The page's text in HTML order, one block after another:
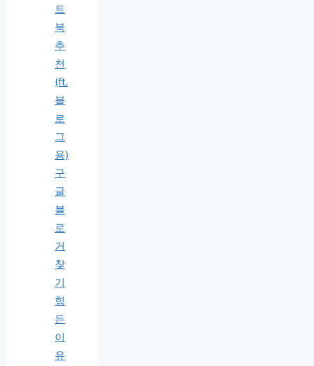
트
북
추
천
(ft.
블
로
그
용)
구
글
블
로
거
찾
기
힘
든
이
유